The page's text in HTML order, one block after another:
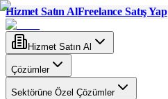
Hizmet Satın AlFreelance Satış Yap
Hizmet Satın Al
Çözümler
Sektörüne Özel Çözümler